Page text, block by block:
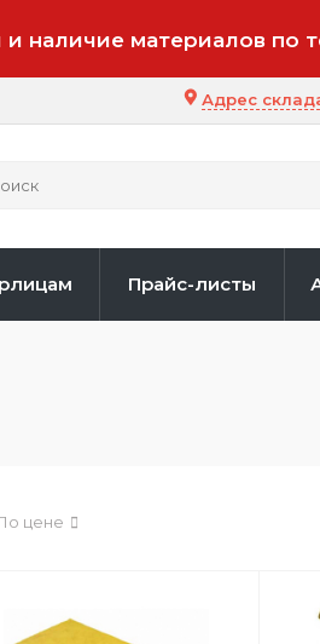
наличие материалов по
Адрес
Прайс-листы
цене